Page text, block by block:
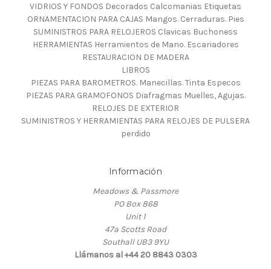
VIDRIOS Y FONDOS Decorados Calcomanias Etiquetas
ORNAMENTACION PARA CAJAS Mangos. Cerraduras. Pies
SUMINISTROS PARA RELOJEROS Clavicas Buchoness
HERRAMIENTAS Herramientos de Mano. Escariadores
RESTAURACION DE MADERA
LIBROS
PIEZAS PARA BAROMETROS. Manecillas. Tinta Especos
PIEZAS PARA GRAMOFONOS Diafragmas Muelles, Agujas.
RELOJES DE EXTERIOR
SUMINISTROS Y HERRAMIENTAS PARA RELOJES DE PULSERA
perdido
Información
Meadows & Passmore
PO Box 868
Unit 1
47a Scotts Road
Southall UB3 9YU
Llámanos al +44 20 8843 0303